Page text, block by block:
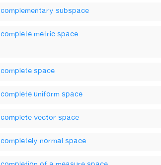
complementary subspace
complete metric space
complete space
complete uniform space
complete vector space
completely normal space